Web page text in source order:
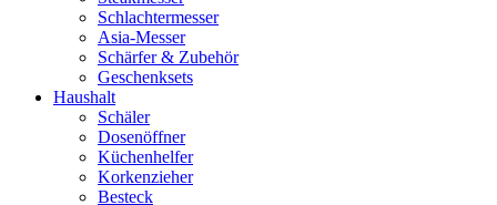
Schlachtermesser
Asia-Messer
Schärfer & Zubehör
Geschenksets
Haushalt
Schäler
Dosenöffner
Küchenhelfer
Korkenzieher
Besteck